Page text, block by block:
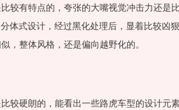
较有特点的，夸张的大嘴视觉冲击力还是
体式设计，经过黑化处理后，显着比较凶
，整体风格，还是偏向越野化的。
较硬朗的，能看出一些路虎车型的设计元